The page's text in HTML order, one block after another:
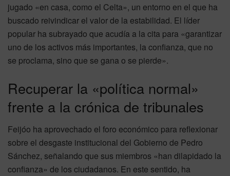
jugado «en casa, como el Celta», un entorno en el que ha
buscado reivindicar el valor de la estabilidad. El líder
popular ha subrayado que acudía a la cita para «garantizar
uno de los activos más importantes, la confianza, que no
se proclama, sino que se gana o se pierde».
Recuperar la «política normal»
frente a la crónica de tribunales
Feijóo ha aprovechado el foro económico para reflexionar
sobre el desgaste institucional del Gobierno de Pedro
Sánchez, señalando que sus miembros «han dilapidado la
confianza» de los ciudadanos. En este sentido, ha